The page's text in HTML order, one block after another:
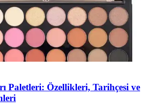
Paletleri: Özellikleri, Tarihçesi ve